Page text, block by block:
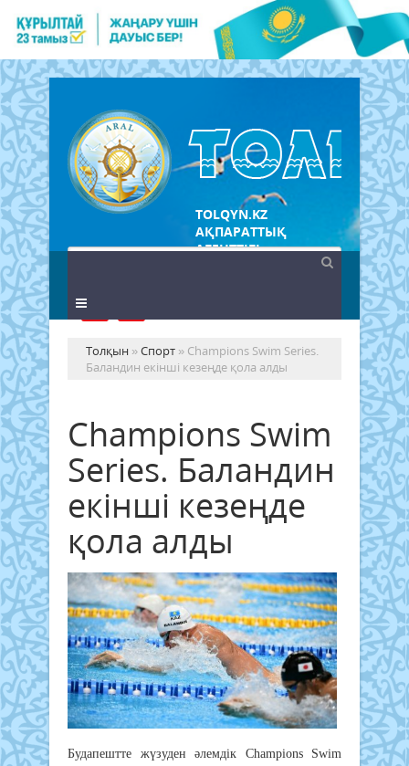
TOLQYN.KZ
АҚПАРАТТЫҚ
АГЕНТТІГІ
Толқын »Спорт » Champions Swim Series.
Баландин екінші кезеңде қола алды
Champions Swim
Series. Баландин
екінші кезеңде
қола алды
Будапештте жүзуден әлемдік Champions Swim